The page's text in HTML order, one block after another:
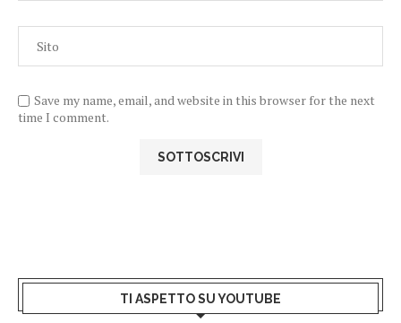
Save my name, email, and website in this browser for the next
time I comment.
TI ASPETTO SU YOUTUBE